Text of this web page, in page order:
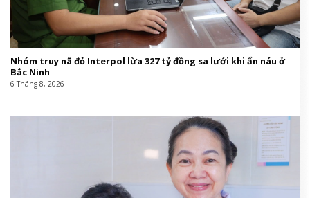
Nhóm truy nã đỏ Interpol lừa 327 tỷ đồng sa lưới khi ẩn náu ở
Bắc Ninh
6 Tháng 8, 2026